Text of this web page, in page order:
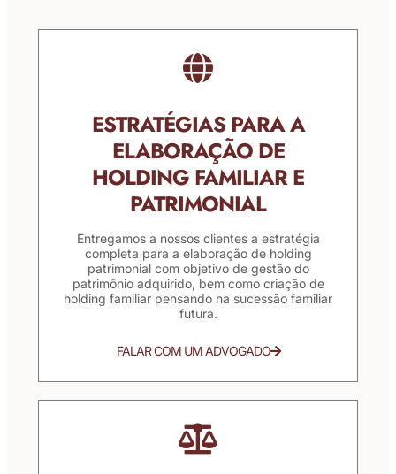
ESTRATÉGIAS PARA A
ELABORAÇÃO DE
HOLDING FAMILIAR E
PATRIMONIAL
Entregamos a nossos clientes a estratégia
completa para a elaboração de holding
patrimonial com objetivo de gestão do
patrimônio adquirido, bem como criação de
holding familiar pensando na sucessão familiar
futura.
FALAR COM UM ADVOGADO